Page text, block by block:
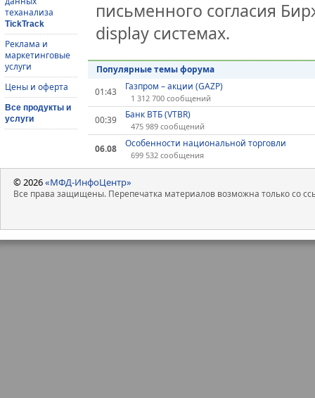
теханализа
TickTrack
Реклама и
маркетинговые
услуги
Цены и оферта
Все продукты и
услуги
письменного согласия
display системах.
Популярные темы форума
01:43
Газпром – акции (GAZP)
1 312 700 сообщений
00:39 Банк ВТБ (VTBR)
475 989 сообщений
06.08 Особенности национальной торговли
699 532 сообщения
© 2026«МФД-ИнфоЦентр»
Все права защищены. Перепечатка материалов возможна только со